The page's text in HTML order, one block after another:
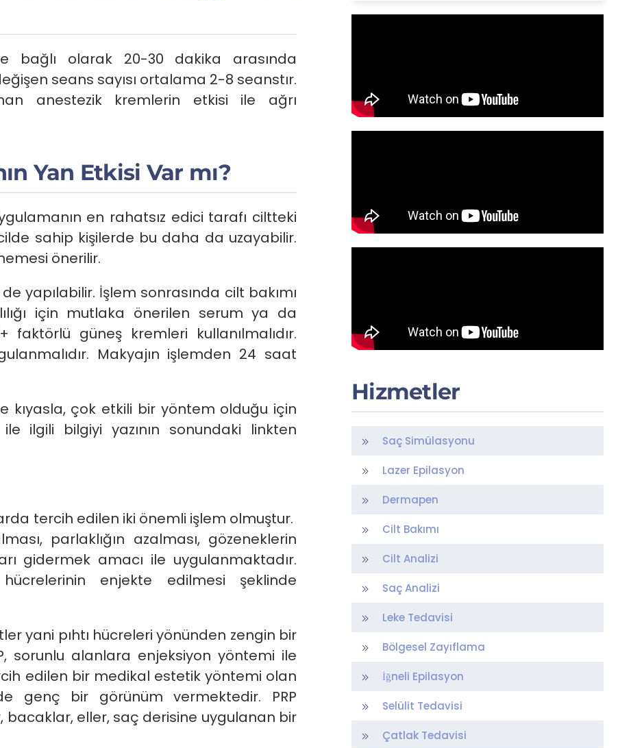
bağlı olarak 20-30 dakika arasında
seans sayısı ortalama 2-8 seanstır.
anestezik kremlerin etkisi ile ağrı
Yan Etkisi Var mı?
en rahatsız edici tarafı ciltteki
cilde sahip kişilerde bu daha da uzayabilir.
önerilir.
yapılabilir. İşlem sonrasında cilt bakımı
için mutlaka önerilen serum ya da
faktörlü güneş kremleri kullanılmalıdır.
Makyajın işlemden 24 saat
çok etkili bir yöntem olduğu için
ilgili bilgiyi yazının sonundaki linkten
tercih edilen iki önemli işlem olmuştur.
parlaklığın azalması, gözeneklerin
gidermek amacı ile uygulanmaktadır.
enjekte edilmesi şeklinde
yani pıhtı hücreleri yönünden zengin bir
sorunlu alanlara enjeksiyon yöntemi ile
edilen bir medikal estetik yöntemi olan
genç bir görünüm vermektedir. PRP
bacaklar, eller, saç derisine uygulanan bir
Hizmetler
Saç Simülasyonu
Lazer Epilasyon
Dermapen
Cilt Bakımı
Cilt Analizi
Saç Analizi
Leke Tedavisi
Bölgesel Zayıflama
İğneli Epilasyon
Selülit Tedavisi
Çatlak Tedavisi